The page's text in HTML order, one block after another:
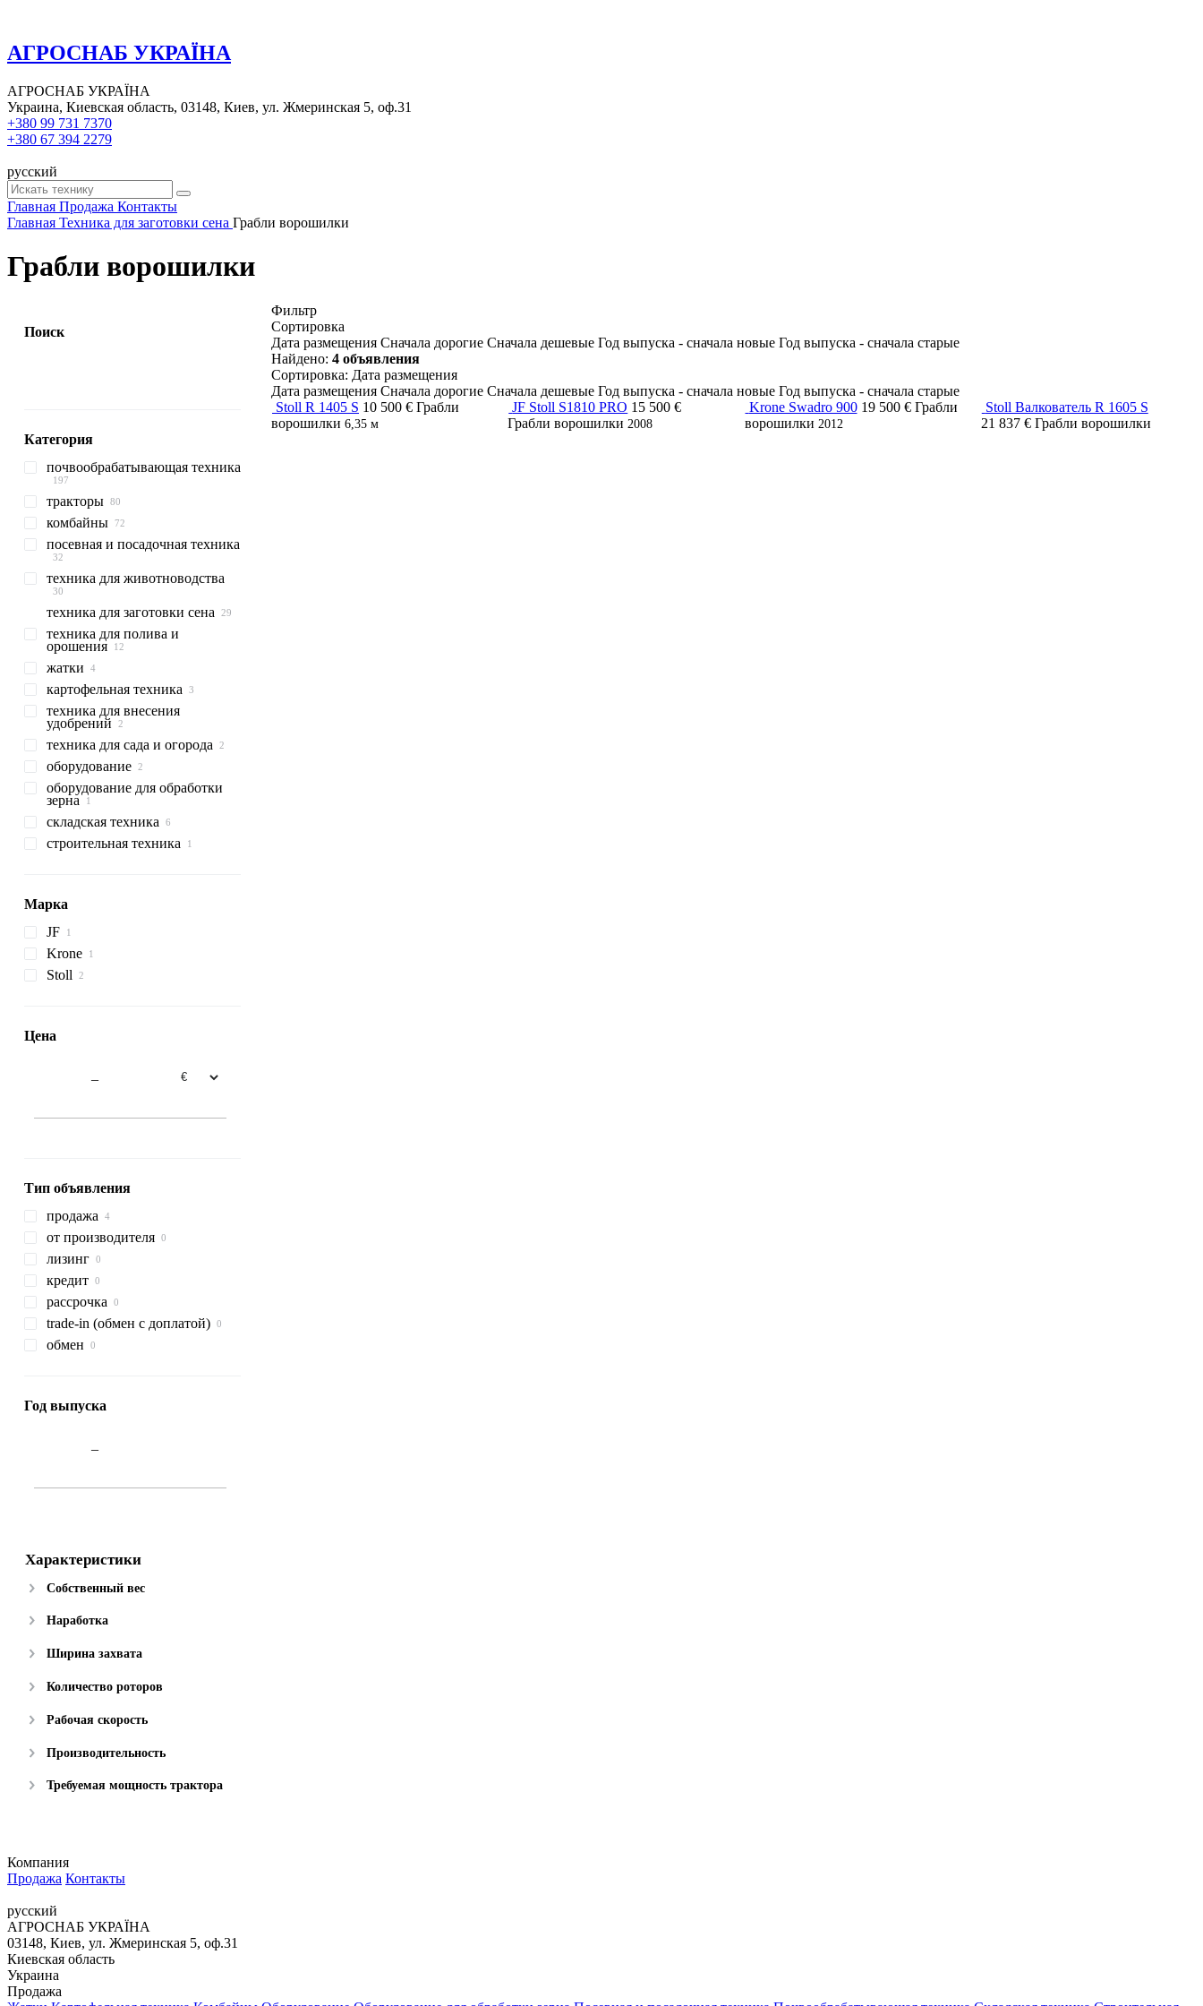
АГРОСНАБ УКРАЇНА
АГРОСНАБ УКРАЇНА
Украина, Киевская область, 03148, Киев, ул. Жмеринская 5, оф.31
+380 99 731 7370
+380 67 394 2279
русский
Главная Продажа Контакты
Главная Техника для заготовки сена Грабли ворошилки
Грабли ворошилки
Поиск
Категория
почвообрабатывающая техника
плуги оборотные
катки сельхозтехника
катки кольчатые
другие
катки
бороны
агрегаты предпосевные
стерневые культиваторы
тракторы
тракторы колесные
тракторы гусеничные
комбайны
зерноуборочные комбайны
свеклоуборочные комбайны
кормоуборочные комбайны
посевная и посадочная техника
посевные комплексы
механические
протравители семян
сеялки сплошного высева
пневматические
техника для животноводства
техника для
животноводства
кормосмесители
измельчители соломы
техника для заготовки сена
пресс-подборщики
тюковые
пресс-подборщики
косилки
косилки-плющилки
роторные косилки
грабли ворошилки
техника для полива и
орошения
опрыскиватели прицепные
опрыскиватели самоходные
жатки
жатки зерновые
жатки кукурузные
картофельная техника
картофелеуборочные
комбайны
картофелесажалки
картофелекопалки
техника для внесения
удобрений
разбрасыватели
минеральных удобрений
удобрений навесные
техника для сада и огорода
косилки для обочин
оборудование
оборудование для
сельхозтехники
навесные фронтальные
оборудование для обработки
зерна
загрузчики зерна в рукава
складская техника
вилочные погрузчики
строительная техника
Марка
JF
Krone
Swadro
Stoll
Цена
–
Тип объявления
продажа
от производителя
лизинг
кредит
рассрочка
trade-in (обмен с доплатой)
обмен
Год выпуска
–
Характеристики
Собственный вес
Наработка
Ширина захвата
Количество роторов
Рабочая скорость
Производительность
Требуемая мощность трактора
Фильтр
Сортировка
Дата размещения Сначала дорогие Сначала дешевые Год выпуска - сначала новые Год выпуска - сначала старые
Найдено: 4 объявления
Сортировка: Дата размещения
Дата размещения Сначала дорогие Сначала дешевые Год выпуска - сначала новые Год выпуска - сначала старые
Stoll R 1405 S 10 500 € Грабли
ворошилки 6,35 м
JF Stoll S1810 PRO 15 500 €
Грабли ворошилки 2008
Krone Swadro 900 19 500 € Грабли
ворошилки 2012
Stoll Валкователь R 1605 S
21 837 € Грабли ворошилки
Компания
Продажа Контакты
русский
АГРОСНАБ УКРАЇНА
03148, Киев, ул. Жмеринская 5, оф.31
Киевская область
Украина
Продажа